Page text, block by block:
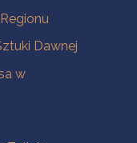
Dawnej
w